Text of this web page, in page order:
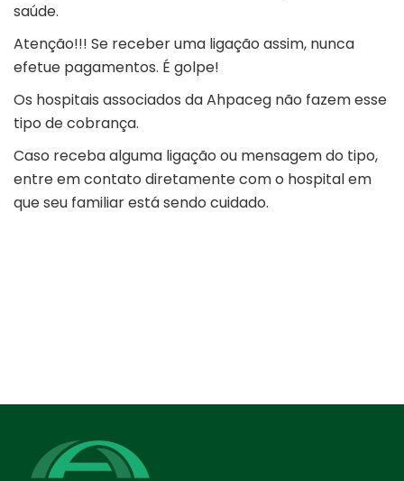
saúde.
Atenção!!! Se receber uma ligação assim, nunca
efetue pagamentos. É golpe!
Os hospitais associados da Ahpaceg não fazem esse
tipo de cobrança.
Caso receba alguma ligação ou mensagem do tipo,
entre em contato diretamente com o hospital em
que seu familiar está sendo cuidado.